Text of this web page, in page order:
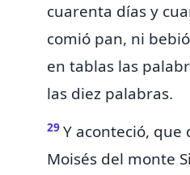
cuarenta días y
comió pan, ni
en tablas las
las diez palabras.
29 Y aconteció, que
Moisés del monte